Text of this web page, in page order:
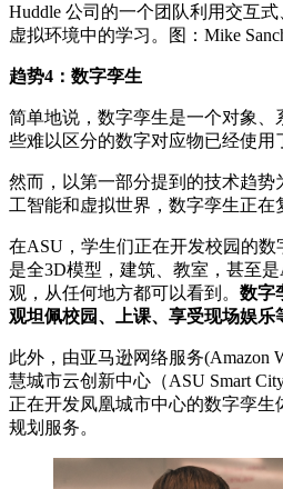
Huddle 公司的一个团队利用交互
虚拟环境中的学习。图：Mike
趋势4：数字孪生
简单地说，数字孪生是一个对象
些难以区分的数字对应物已经使用
然而，以第一部分提到的技术趋势
工智能和虚拟世界，数字孪生正在
在ASU，学生们正在开发校园的数
是全3D模型，建筑、教室，甚至
观，从任何地方都可以看到。 数字
观坦佩校园、上课、享受现场娱乐
此外，由亚马逊网络服务(Amazon
慧城市云创新中心（ASU Smart City
正在开发凤凰城市中心的数字孪
规划服务。